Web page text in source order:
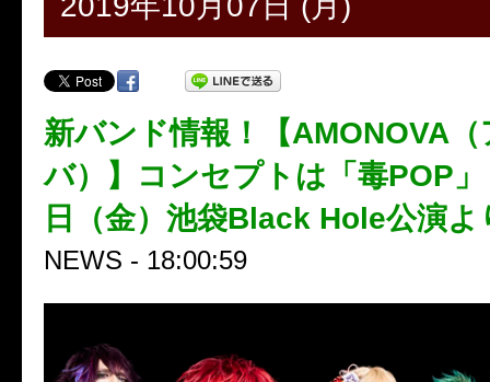
新バンド情報！【AMONOVA
バ）】コンセプトは「毒POP
日（金）池袋Black Hole公演よ
NEWS - 18:00:59